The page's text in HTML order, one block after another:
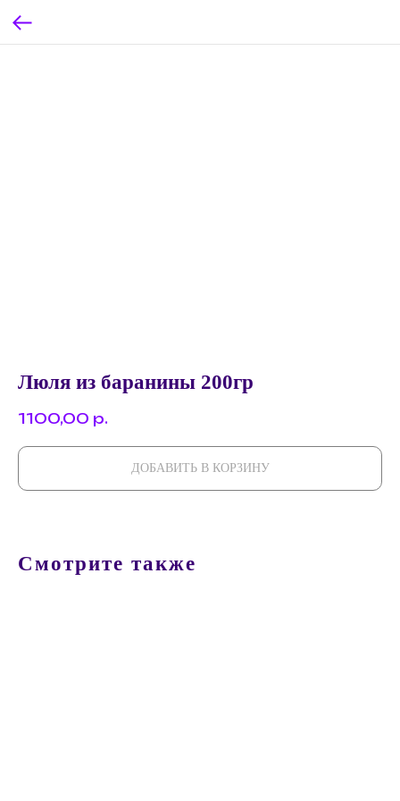
Люля из баранины 200гр
1100,00 р.
ДОБАВИТЬ В КОРЗИНУ
Смотрите также